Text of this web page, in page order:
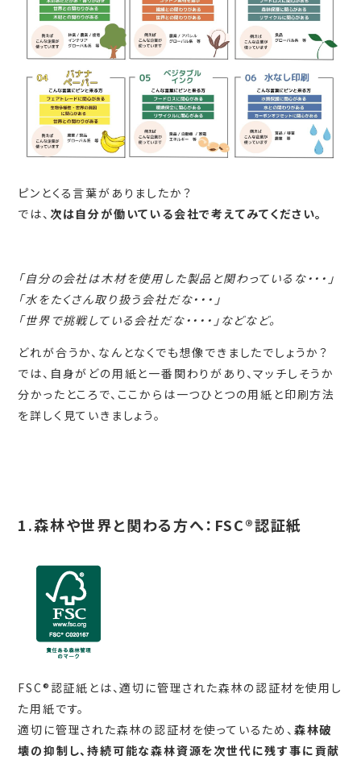
ピンとくる言葉がありましたか？
では、 次は自分が働いている会社で考えてみてください。
「自分の会社は木材を使用した製品と関わっているな・・・」
「水をたくさん取り扱う会社だな・・・」
「世界で挑戦している会社だな・・・・」などなど。
どれが合うか、なんとなくでも想像できましたでしょうか？
では、自身がどの用紙と一番関わりがあり、マッチしそうか
分かったところで、ここからは一つひとつの用紙と印刷方法
を詳しく見ていきましょう。
1.森林や世界と関わる方へ：FSC®認証紙
FSC®認証紙とは、適切に管理された森林の認証材を使用し
た用紙です。
適切に管理された森林の認証材を使っているため、 森林破
壊の抑制し、持続可能な森林資源を次世代に残す事に貢献